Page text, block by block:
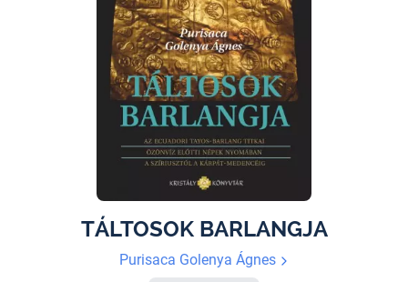
TÁLTOSOK BARLANGJA
Purisaca Golenya Ágnes